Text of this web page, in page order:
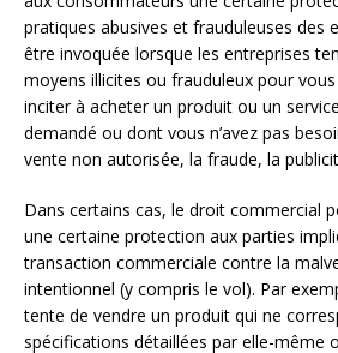
pratiques abusives et frauduleuses des
être invoquée lorsque les entreprises
moyens illicites ou frauduleux pour
inciter à acheter un produit ou un
demandé ou dont vous n’avez pas
vente non autorisée, la fraude, la
Dans certains cas, le droit commercial
une certaine protection aux parties
transaction commerciale contre la
intentionnel (y compris le vol). Par
tente de vendre un produit qui ne
spécifications détaillées par elle-même